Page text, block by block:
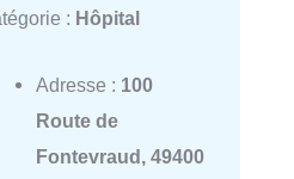
: Hôpital
Adresse : 100
Route de
Fontevraud, 49400